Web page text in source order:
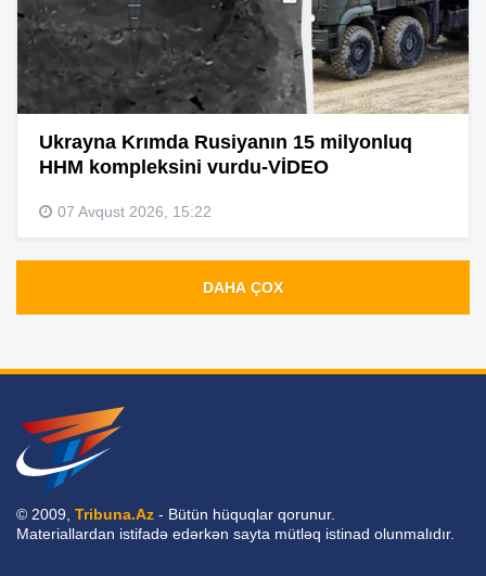
Ukrayna Krımda Rusiyanın 15 milyonluq
HHM kompleksini vurdu-VİDEO
07 Avqust 2026, 15:22
DAHA ÇOX
© 2009, Tribuna.Az - Bütün hüquqlar qorunur.
Materiallardan istifadə edərkən sayta mütləq istinad olunmalıdır.